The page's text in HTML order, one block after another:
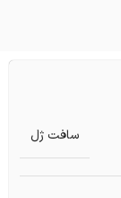
سافت ژل